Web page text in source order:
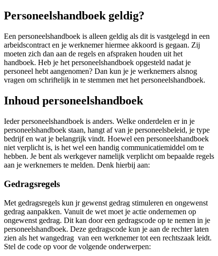
Personeelshandboek geldig?
Een personeelshandboek is alleen geldig als dit is vastgelegd in een
arbeidscontract en je werknemer hiermee akkoord is gegaan. Zij
moeten zich dan aan de regels en afspraken houden uit het
handboek. Heb je het personeelshandboek opgesteld nadat je
personeel hebt aangenomen? Dan kun je je werknemers alsnog
vragen om schriftelijk in te stemmen met het personeelshandboek.
Inhoud personeelshandboek
Ieder personeelshandboek is anders. Welke onderdelen er in je
personeelshandboek staan, hangt af van je personeelsbeleid, je type
bedrijf en wat je belangrijk vindt. Hoewel een personeelshandboek
niet verplicht is, is het wel een handig communicatiemiddel om te
hebben. Je bent als werkgever namelijk verplicht om bepaalde regels
aan je werknemers te melden. Denk hierbij aan:
Gedragsregels
Met gedragsregels kun jr gewenst gedrag stimuleren en ongewenst
gedrag aanpakken. Vanuit de wet moet je actie ondernemen op
ongewenst gedrag. Dit kan door een gedragscode op te nemen in je
personeelshandboek. Deze gedragscode kun je aan de rechter laten
zien als het wangedrag van een werknemer tot een rechtszaak leidt.
Stel de code op voor de volgende onderwerpen: